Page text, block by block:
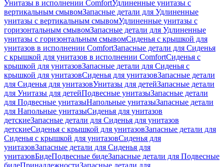
Унитазы в исполнении ComfortУдлиненные унитазы с
вертикальным смывомЗапасные детали для Удлиненные
унитазы с вертикальным смывомУдлиненные унитазы с
горизонтальным смывомЗапасные детали для Удлиненные
унитазы с горизонтальным смывомСиденья с крышкой для
унитазов в исполнении ComfortЗапасные детали для Сиденья
с крышкой для унитазов в исполнении ComfortСиденья с
крышкой для унитазовЗапасные детали для Сиденья с
крышкой для унитазовСиденья для унитазовЗапасные детали
для Сиденья для унитазовУнитазы для детейЗапасные детали
для Унитазы для детейПодвесные унитазыЗапасные детали
для Подвесные унитазыНапольные унитазыЗапасные детали
для Напольные унитазыСиденья для унитазов
детскиеЗапасные детали для Сиденья для унитазов
детскиеСиденья с крышкой для унитазовЗапасные детали для
Сиденья с крышкой для унитазовСиденья для
унитазовЗапасные детали для Сиденья для
унитазовБидеПодвесные бидеЗапасные детали для Подвесные
бидеПринадлежностиЗапасные детали для